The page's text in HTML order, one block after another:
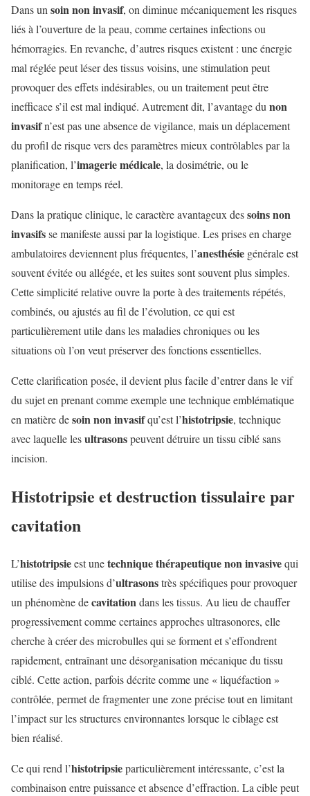
Dans un soin non invasif, on diminue mécaniquement les risques
liés à l’ouverture de la peau, comme certaines infections ou
hémorragies. En revanche, d’autres risques existent : une énergie
mal réglée peut léser des tissus voisins, une stimulation peut
provoquer des effets indésirables, ou un traitement peut être
inefficace s’il est mal indiqué. Autrement dit, l’avantage du non
invasifn’est pas une absence de vigilance, mais un déplacement
du profil de risque vers des paramètres mieux contrôlables par la
planification, l’imagerie médicale, la dosimétrie, ou le
monitorage en temps réel.
Dans la pratique clinique, le caractère avantageux dessoins non
invasifsse manifeste aussi par la logistique. Les prises en charge
ambulatoires deviennent plus fréquentes, l’anesthésie générale est
souvent évitée ou allégée, et les suites sont souvent plus simples.
Cette simplicité relative ouvre la porte à des traitements répétés,
combinés, ou ajustés au fil de l’évolution, ce qui est
particulièrement utile dans les maladies chroniques ou les
situations où l’on veut préserver des fonctions essentielles.
Cette clarification posée, il devient plus facile d’entrer dans le vif
du sujet en prenant comme exemple une technique emblématique
en matière desoin non invasifqu’est l’histotripsie, technique
avec laquelle lesultrasonspeuvent détruire un tissu ciblé sans
incision.
Histotripsie et destruction tissulaire par
cavitation
L’histotripsieest unetechnique thérapeutique non invasivequi
utilise des impulsions d’ultrasonstrès spécifiques pour provoquer
un phénomène decavitation dans les tissus. Au lieu de chauffer
progressivement comme certaines approches ultrasonores, elle
cherche à créer des microbulles qui se forment et s’effondrent
rapidement, entraînant une désorganisation mécanique du tissu
ciblé. Cette action, parfois décrite comme une « liquéfaction »
contrôlée, permet de fragmenter une zone précise tout en limitant
l’impact sur les structures environnantes lorsque le ciblage est
bien réalisé.
Ce qui rend l’histotripsieparticulièrement intéressante, c’est la
combinaison entre puissance et absence d’effraction. La cible peut